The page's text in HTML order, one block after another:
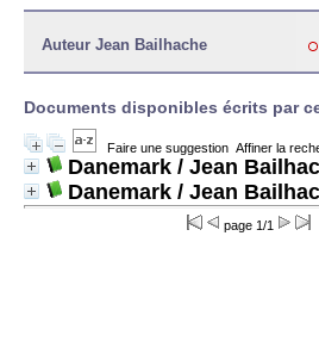
Auteur Jean Bailhache
Documents disponibles écrits par
Faire une suggestion Affiner la
Danemark / Jean
Danemark / Jean
page 1/1